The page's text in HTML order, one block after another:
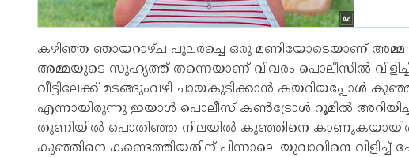
കഴിഞ്ഞ ഞായറാഴ്ച പുലര്‍ച്ചെ ഒരു മണിയോടെയാണ്
അമ്മയുടെ സുഹൃത്ത് തന്നെയാണ് വിവരം പൊലീസില്‍
വീട്ടിലേക്ക് മടങ്ങുംവഴി ചായകുടിക്കാന്‍ കയറിയപ്പോള്‍
എന്നായിരുന്നു ഇയാള്‍ പൊലീസ് കണ്‍ട്രോള്‍ റൂമില്‍
തുണിയില്‍ പൊതിഞ്ഞ നിലയില്‍ കുഞ്ഞിനെ
കുഞ്ഞിനെ കണ്ടെത്തിയതിന് പിന്നാലെ യുവാവിനെ വിളിച്ച്